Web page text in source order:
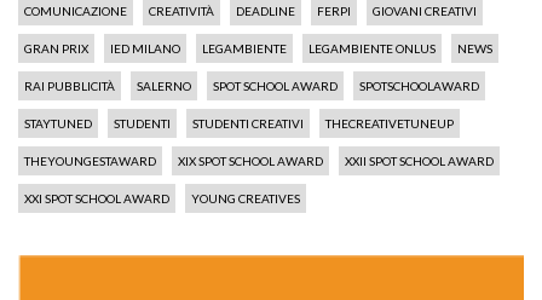
COMUNICAZIONE CREATIVITÀ DEADLINE FERPI GIOVANI CREATIVI
GRAN PRIX IED MILANO LEGAMBIENTE LEGAMBIENTE ONLUS NEWS
RAI PUBBLICITÀ SALERNO SPOT SCHOOL AWARD SPOTSCHOOLAWARD
STAYTUNED STUDENTI STUDENTI CREATIVI THECREATIVETUNEUP
THEYOUNGESTAWARD XIX SPOT SCHOOL AWARD XXII SPOT SCHOOL AWARD
XXI SPOT SCHOOL AWARD YOUNG CREATIVES